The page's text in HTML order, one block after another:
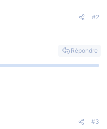
#2
Répondre
#3